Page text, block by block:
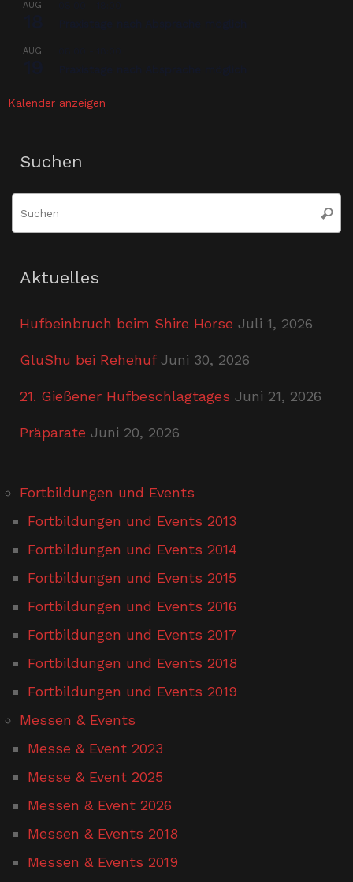
AUG.
AUG.
Kalender anzeigen
Suchen
Aktuelles
Hufbeinbruch beim Shire Horse Juli 1, 2026
GluShu bei Rehehuf Juni 30, 2026
21. Gießener Hufbeschlagtages Juni 21, 2026
Präparate Juni 20, 2026
Fortbildungen und Events
Fortbildungen und Events 2013
Fortbildungen und Events 2014
Fortbildungen und Events 2015
Fortbildungen und Events 2016
Fortbildungen und Events 2017
Fortbildungen und Events 2018
Fortbildungen und Events 2019
Messen & Events
Messe & Event 2023
Messe & Event 2025
Messen & Event 2026
Messen & Events 2018
Messen & Events 2019